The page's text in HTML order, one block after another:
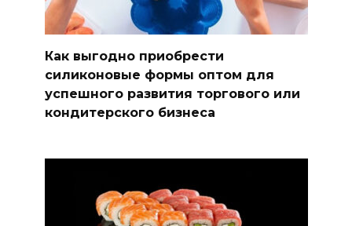
Как выгодно приобрести
силиконовые формы оптом для
успешного развития торгового или
кондитерского бизнеса